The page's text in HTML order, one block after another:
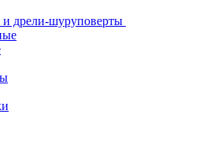
дрели-шуруповерты